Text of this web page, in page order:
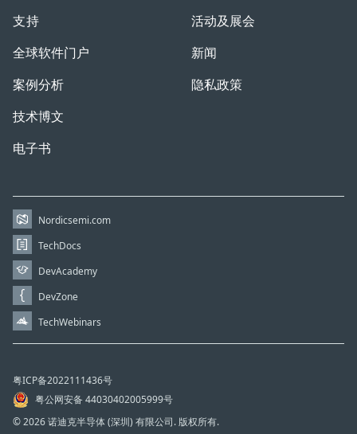
支持
全球软件门户
案例分析
技术博文
电子书
活动及展会
新闻
隐私政策
Nordicsemi.com
TechDocs
DevAcademy
DevZone
TechWebinars
粤ICP备2022111436号
粤公网安备 44030402005999号
© 2026 诺迪克半导体 (深圳) 有限公司. 版权所有.